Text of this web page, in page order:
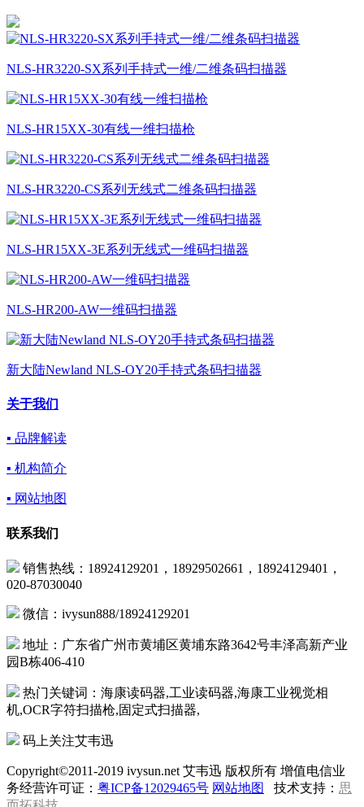
NLS-HR3220-SX系列手持式一维/二维条码扫描器
NLS-HR15XX-30有线一维扫描枪
NLS-HR3220-CS系列无线式二维条码扫描器
NLS-HR15XX-3E系列无线式一维码扫描器
NLS-HR200-AW一维码扫描器
新大陆Newland NLS-OY20手持式条码扫描器
关于我们
▪ 品牌解读
▪ 机构简介
▪ 网站地图
联系我们
销售热线：18924129201，18929502661，18924129401，
020-87030040
微信：ivysun888/18924129201
地址：广东省广州市黄埔区黄埔东路3642号丰泽高新产业
园B栋406-410
热门关键词：海康读码器,工业读码器,海康工业视觉相
机,OCR字符扫描枪,固定式扫描器,
码上关注艾韦迅
Copyright©2011-2019 ivysun.net 艾韦迅 版权所有 增值电信业
务经营许可证： 粤ICP备12029465号 网站地图 技术支持： 思